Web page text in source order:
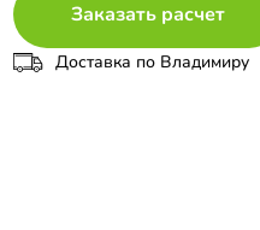
Заказать расчет
Доставка по Владимиру